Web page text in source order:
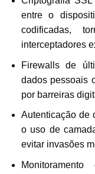
entre o
codificadas,
interceptadores
Firewalls de
dados pessoais
por barreiras
Autenticação de
o uso de
evitar invasões